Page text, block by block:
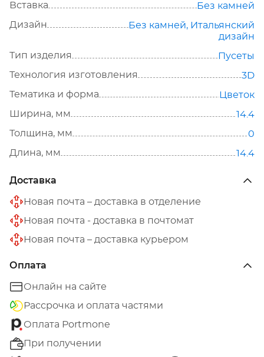
Вставка
Без камней
Дизайн
Без камней, Итальянский
дизайн
Тип изделия
Пусеты
Технология изготовления
3D
Тематика и форма
Цветок
Ширина, мм
14.4
Толщина, мм
0
Длина, мм
14.4
Доставка
Новая почта – доставка в отделение
Новая почта - доставка в почтомат
Новая почта – доставка курьером
Оплата
Онлайн на сайте
Рассрочка и оплата частями
Оплата Portmone
При получении